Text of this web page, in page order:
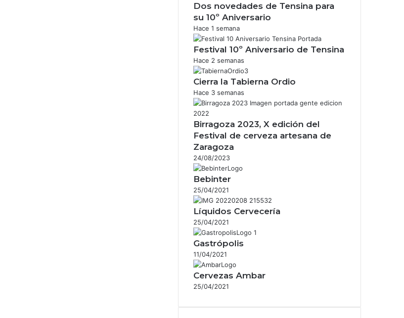
Dos novedades de Tensina para
su 10º Aniversario
Hace 1 semana
Festival 10º Aniversario de Tensina
Hace 2 semanas
Cierra la Tabierna Ordio
Hace 3 semanas
Birragoza 2023, X edición del
Festival de cerveza artesana de
Zaragoza
24/08/2023
Bebinter
25/04/2021
Líquidos Cervecería
25/04/2021
Gastrópolis
11/04/2021
Cervezas Ambar
25/04/2021